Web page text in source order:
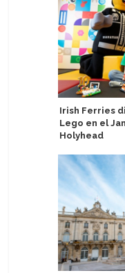
Irish Ferries
Lego en el
Holyhead